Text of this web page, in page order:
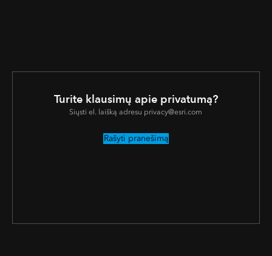
Turite klausimų apie privatumą?
Siųsti el. laišką adresu privacy@esri.com
Rašyti pranešimą